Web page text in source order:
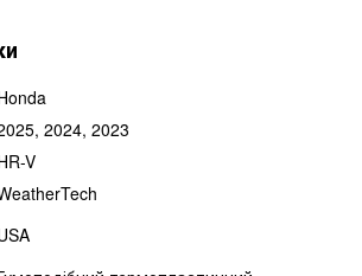
2024, 2023
V